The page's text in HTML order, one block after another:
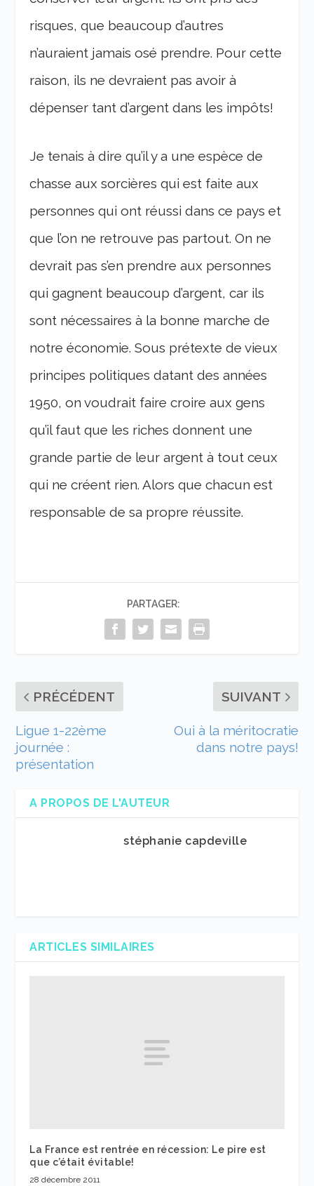
risques, que beaucoup d’autres
n’auraient jamais osé prendre. Pour cette
raison, ils ne devraient pas avoir à
dépenser tant d’argent dans les impôts!
Je tenais à dire qu’il y a une espèce de
chasse aux sorcières qui est faite aux
personnes qui ont réussi dans ce pays et
que l’on ne retrouve pas partout. On ne
devrait pas s’en prendre aux personnes
qui gagnent beaucoup d’argent, car ils
sont nécessaires à la bonne marche de
notre économie.Sous prétexte de vieux
principes politiques datant des années
1950, on voudrait faire croire aux gens
qu’il faut que les riches donnent une
grande partie de leur argent à tout ceux
qui ne créent rien. Alors que chacun est
responsable de sa propre réussite.
PARTAGER:
PRÉCÉDENT
Ligue 1-22ème
journée :
présentation
SUIVANT
Oui à la méritocratie
dans notre pays!
A PROPOS DE L'AUTEUR
stéphanie capdeville
ARTICLES SIMILAIRES
La France est rentrée en récession: Le pire est
que c’était évitable!
28 décembre 2011